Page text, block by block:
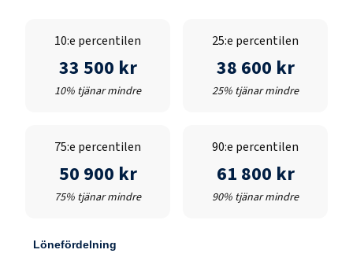
10:e percentilen
33 500 kr
10% tjänar mindre
25:e percentilen
38 600 kr
25% tjänar mindre
75:e percentilen
50 900 kr
75% tjänar mindre
90:e percentilen
61 800 kr
90% tjänar mindre
Lönefördelning